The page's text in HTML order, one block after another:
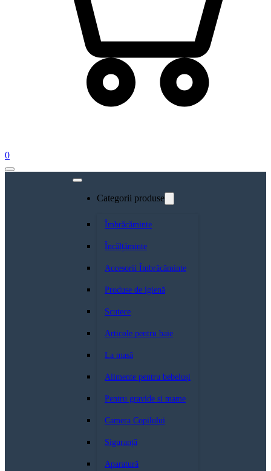
0
Categorii produse
Îmbrăcăminte
Încălțăminte
Accesorii Îmbrăcăminte
Produse de igienă
Scutece
Articole pentru baie
La masă
Alimente pentru bebeluși
Pentru gravide si mame
Camera Copilului
Siguranță
Aparatură